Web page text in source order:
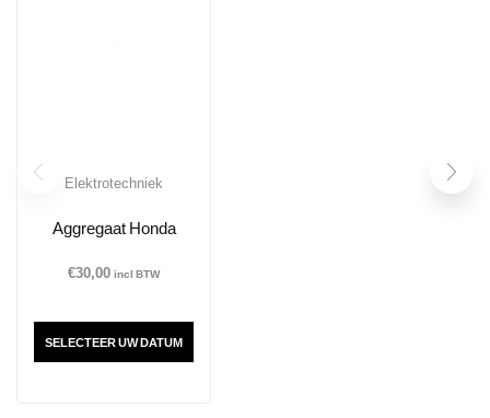
Elektrotechniek
Aggregaat Honda
€30,00 incl BTW
SELECTEER UW DATUM